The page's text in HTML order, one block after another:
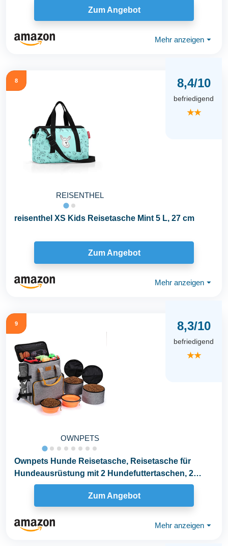
Zum Angebot
Mehr anzeigen ⏷
8
REISENTHEL
8,4/10
befriedigend
★★
reisenthel XS Kids Reisetasche Mint 5 L, 27 cm
Zum Angebot
Mehr anzeigen ⏷
9
OWNPETS
8,3/10
befriedigend
★★
Ownpets Hunde Reisetasche, Reisetasche für
Hundeausrüstung mit 2 Hundefuttertaschen, 2
faltbaren...
Zum Angebot
Mehr anzeigen ⏷